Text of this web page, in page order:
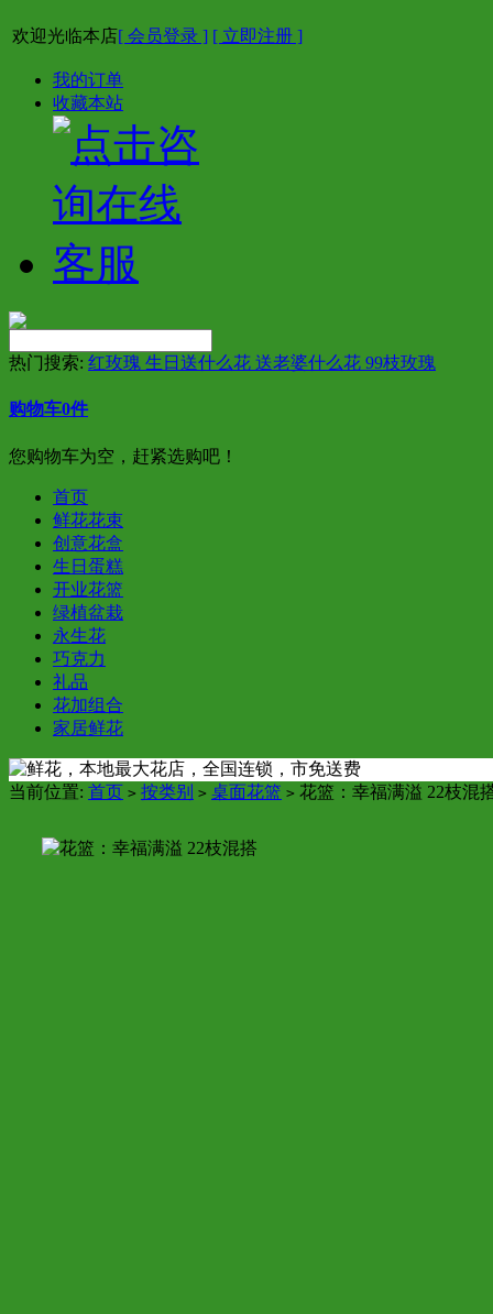
欢迎光临本店[ 会员登录 ] [ 立即注册 ]
我的订单
收藏本站
热门搜索: 红玫瑰 生日送什么花 送老婆什么花 99枝玫瑰
购物车0件
您购物车为空，赶紧选购吧！
首页
鲜花花束
创意花盒
生日蛋糕
开业花篮
绿植盆栽
永生花
巧克力
礼品
花加组合
家居鲜花
当前位置: 首页 > 按类别 > 桌面花篮 > 花篮：幸福满溢 22枝混